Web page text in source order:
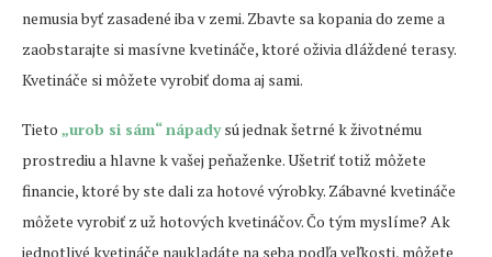
nemusia byť zasadené iba v zemi. Zbavte sa kopania do zeme a
zaobstarajte si masívne kvetináče, ktoré oživia dláždené terasy.
Kvetináče si môžete vyrobiť doma aj sami.
Tieto „urob si sám“ nápadysú jednak šetrné k životnému
prostrediu a hlavne k vašej peňaženke. Ušetriť totiž môžete
financie, ktoré by ste dali za hotové výrobky. Zábavné kvetináče
môžete vyrobiť z už hotových kvetináčov. Čo tým myslíme? Ak
jednotlivé kvetináče naukladáte na seba podľa veľkosti, môžete